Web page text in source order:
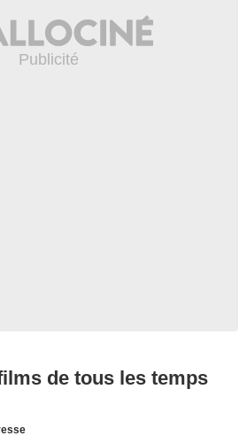
de tous les temps